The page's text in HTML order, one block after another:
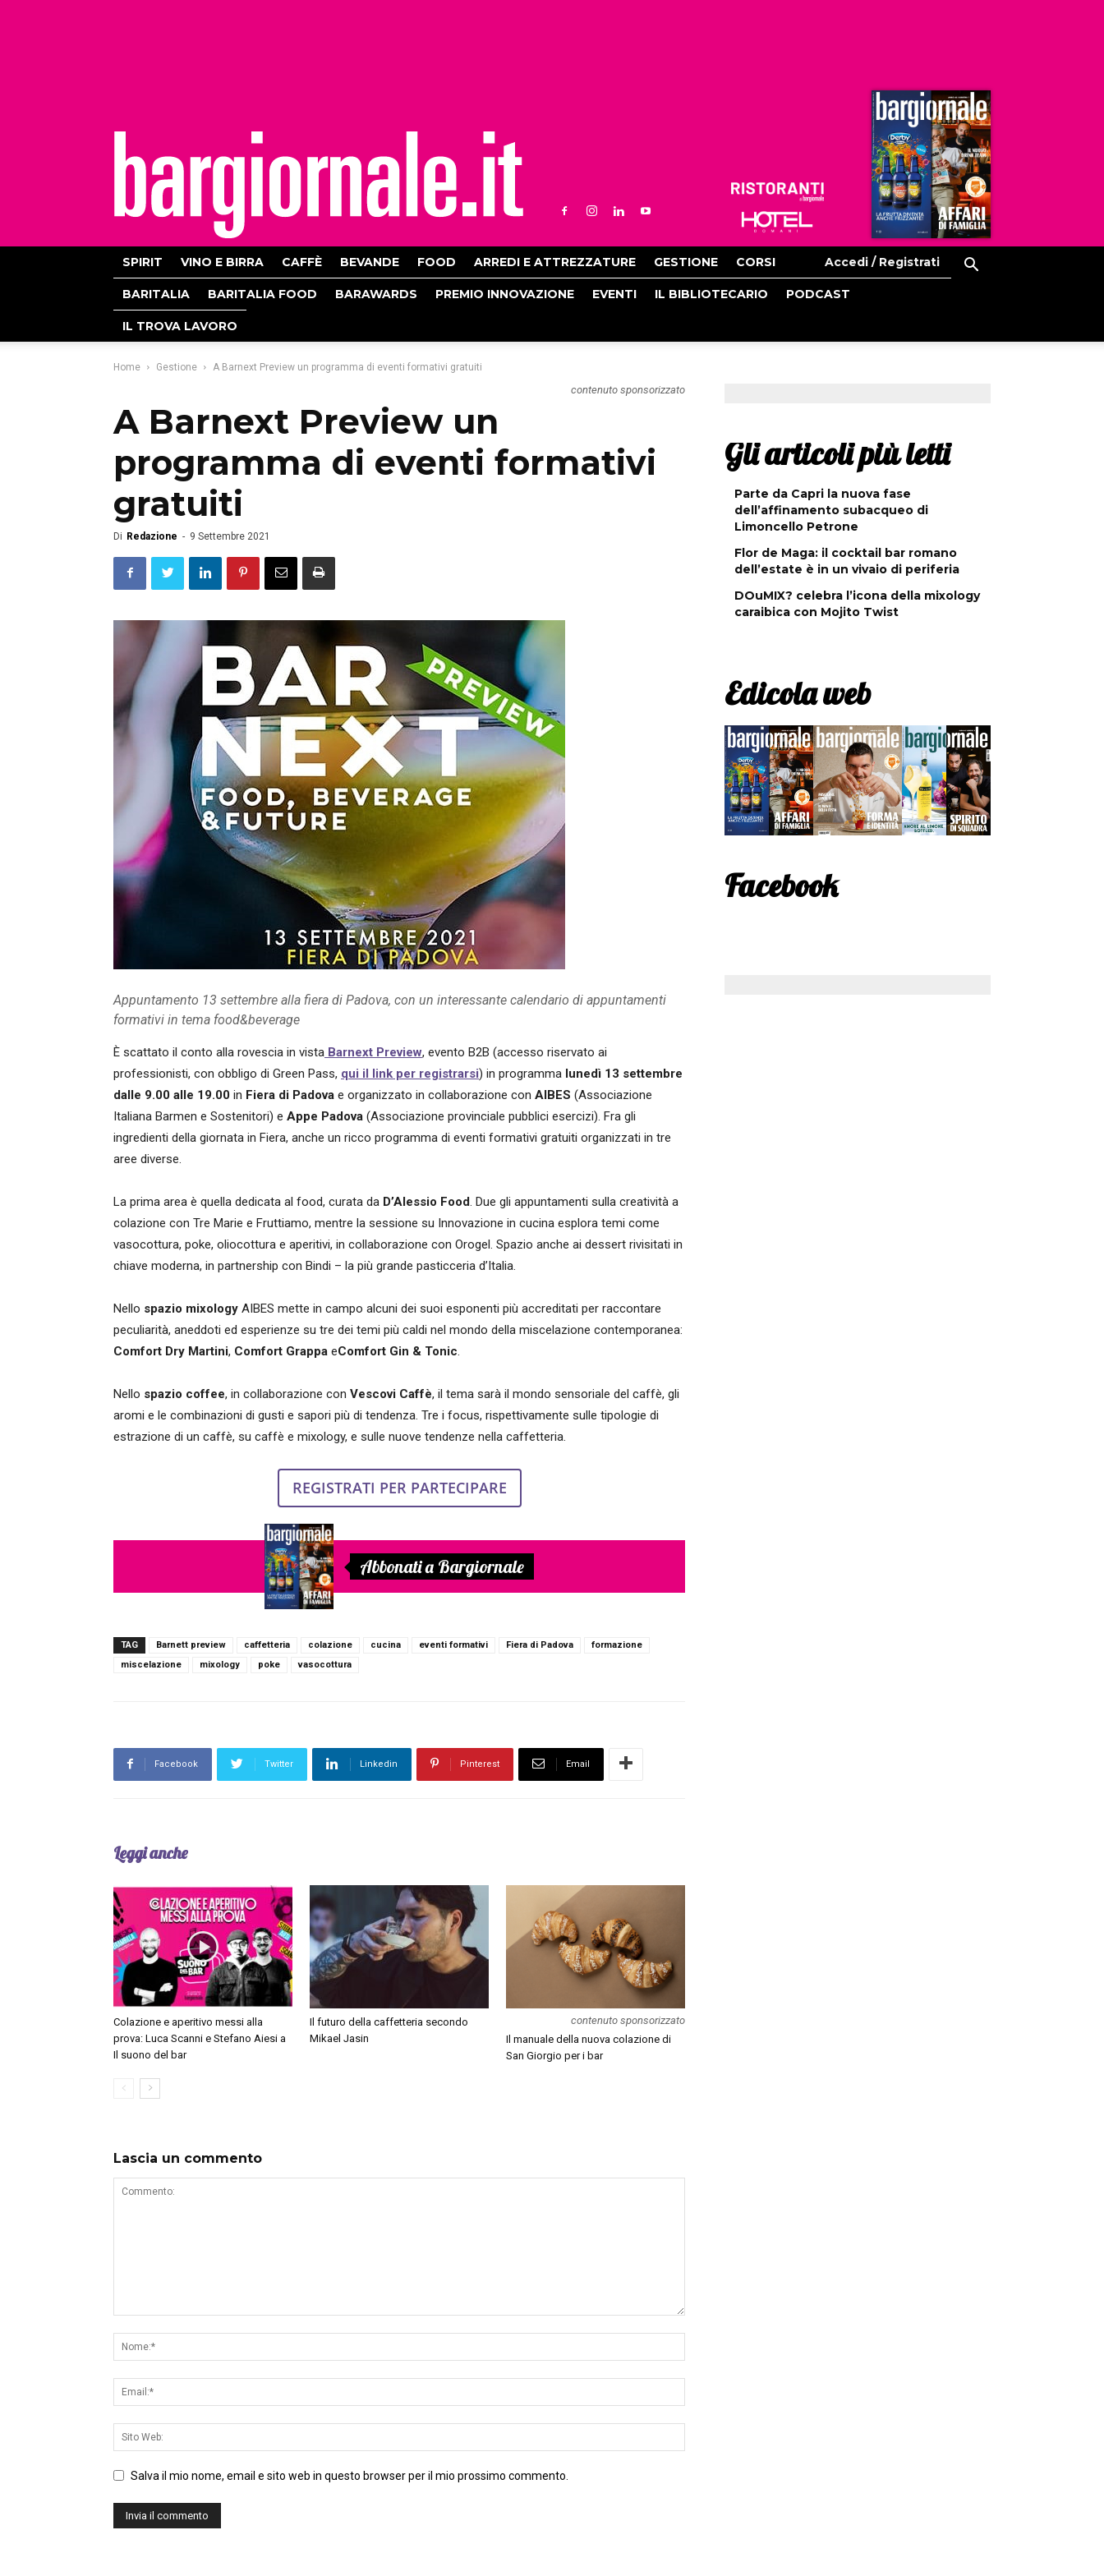
Ristoranti
Hoteldomani
SPIRIT VINO E BIRRA CAFFÈ BEVANDE FOOD ARREDI E ATTREZZATURE GESTIONE CORSI Accedi / Registrati
BARITALIA BARITALIA FOOD BARAWARDS PREMIO INNOVAZIONE EVENTI IL BIBLIOTECARIO PODCAST
IL TROVA LAVORO
Home Gestione A Barnext Preview un programma di eventi formativi gratuiti
contenuto sponsorizzato
A Barnext Preview un
programma di eventi formativi
gratuiti
Di Redazione - 9 Settembre 2021
Appuntamento 13 settembre alla fiera di Padova, con un interessante calendario di appuntamenti
formativi in tema food&beverage
È scattato il conto alla rovescia in vista Barnext Preview, evento B2B (accesso riservato ai
professionisti, con obbligo di Green Pass, qui il link per registrarsi) in programma lunedì 13 settembre
dalle 9.00 alle 19.00 in Fiera di Padova e organizzato in collaborazione con AIBES (Associazione
Italiana Barmen e Sostenitori) e Appe Padova (Associazione provinciale pubblici esercizi). Fra gli
ingredienti della giornata in Fiera, anche un ricco programma di eventi formativi gratuiti organizzati in tre
aree diverse.
La prima area è quella dedicata al food, curata da D’Alessio Food. Due gli appuntamenti sulla creatività a
colazione con Tre Marie e Fruttiamo, mentre la sessione su Innovazione in cucina esplora temi come
vasocottura, poke, oliocottura e aperitivi, in collaborazione con Orogel. Spazio anche ai dessert rivisitati in
chiave moderna, in partnership con Bindi – la più grande pasticceria d’Italia.
Nello spazio mixology AIBES mette in campo alcuni dei suoi esponenti più accreditati per raccontare
peculiarità, aneddoti ed esperienze su tre dei temi più caldi nel mondo della miscelazione contemporanea:
Comfort Dry Martini, Comfort Grappa eComfort Gin & Tonic.
Nello spazio coffee, in collaborazione con Vescovi Caffè, il tema sarà il mondo sensoriale del caffè, gli
aromi e le combinazioni di gusti e sapori più di tendenza. Tre i focus, rispettivamente sulle tipologie di
estrazione di un caffè, su caffè e mixology, e sulle nuove tendenze nella caffetteria.
REGISTRATI PER PARTECIPARE
Abbonati a Bargiornale
TAG Barnett preview caffetteria colazione cucina eventi formativi Fiera di Padova
formazione
miscelazione
mixology poke vasocottura
Facebook Twitter Linkedin Pinterest Email
Leggi anche
Colazione e aperitivo messi alla
prova: Luca Scanni e Stefano Aiesi a
Il suono del bar
Il futuro della caffetteria secondo
Mikael Jasin
contenuto sponsorizzato
Il manuale della nuova colazione di
San Giorgio per i bar
Lascia un commento
Salva il mio nome, email e sito web in questo browser per il mio prossimo commento.
Gli articoli più letti
Parte da Capri la nuova fase
dell’affinamento subacqueo di
Limoncello Petrone
Flor de Maga: il cocktail bar romano
dell’estate è in un vivaio di periferia
DOuMIX? celebra l’icona della mixology
caraibica con Mojito Twist
Edicola web
Facebook